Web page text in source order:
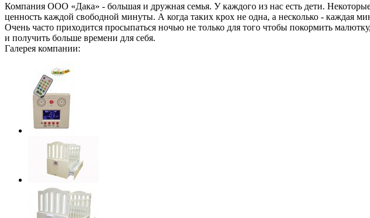
Компания ООО «Дака» - большая и дружная семья. У каждого из нас есть дети.
ценность каждой свободной минуты. А когда таких крох не одна, а несколько - каждая
Очень часто приходится просыпаться ночью не только для того чтобы покормить
и получить больше времени для себя.
Галерея компании: